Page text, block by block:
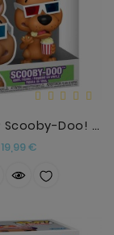
Figura POP Scooby-Doo! Scooby-Doo
19,99 €Precio